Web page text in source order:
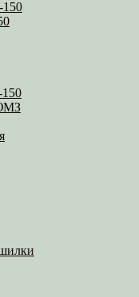
150
150